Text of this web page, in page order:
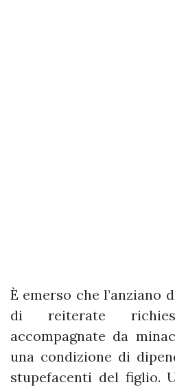
È emerso che l’anziano
di reiterate
accompagnate da
una condizione di
stupefacenti del figlio.